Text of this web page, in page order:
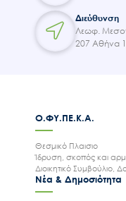
Διεύθυνση
Λεωφ.
207 Αθήνα
Ο.ΦΥ.ΠΕ.Κ.Α.
Θεσμικό Πλαισιο
Ίδρυση, σκοπός και
Διοικητικό
Νέα & Δημοσιότητα